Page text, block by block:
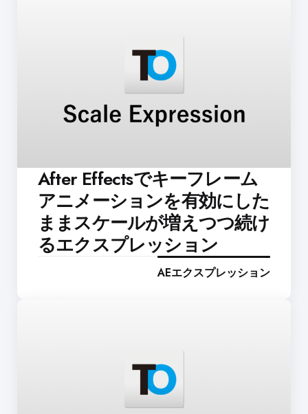
After Effectsでキーフレーム
アニメーションを有効にした
ままスケールが増えつつ続け
るエクスプレッション
AEエクスプレッション